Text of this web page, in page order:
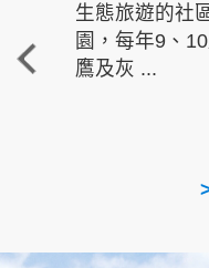
生態旅遊的社
園，每年9、
鷹及灰 ...